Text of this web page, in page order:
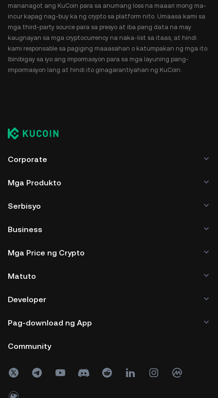
mananagot ang KuCoin para sa anumang loss na maaari mong ma-
incur kapag nag-buy ka ng crypto sa platform nito. Umaasa kami sa
mga third-party source para sa presyo at iba pang data na may
kaugnayan sa mga cryptocurrency na naka-list sa itaas, at hindi
kami responsable sa pagiging maaasahan o katumpakan ng mga ito.
Ibinibigay sa iyo ang impormasyon para sa mga layuning pang-
impormasyon lang at hindi ito ginagarantiyahan ng KuCoin.
Corporate
Mga Produkto
Serbisyo
Business
Mga Price ng Crypto
Matuto
Developer
Pag-download ng App
Community